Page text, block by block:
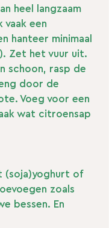
heel langzaam
vaak een
hanteer minimaal
Zet het vuur uit.
schoon, rasp de
door de
Voeg voor een
wat citroensap
(soja)yoghurt of
zoals
bessen. En